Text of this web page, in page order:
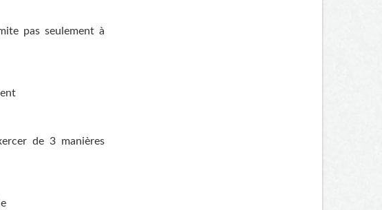
pas seulement à
de 3 manières